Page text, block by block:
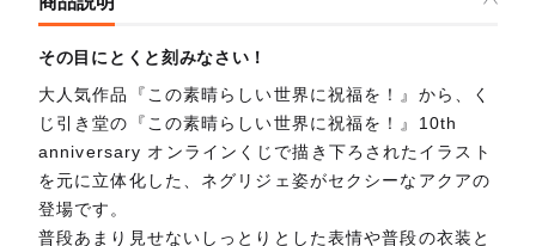
その目にとくと刻みなさい！
大人気作品『この素晴らしい世界に祝福を！』から、く
じ引き堂の『この素晴らしい世界に祝福を！』10th
anniversary オンラインくじで描き下ろされたイラスト
を元に立体化した、ネグリジェ姿がセクシーなアクアの
登場です。
普段あまり見せないしっとりとした表情や普段の衣装と